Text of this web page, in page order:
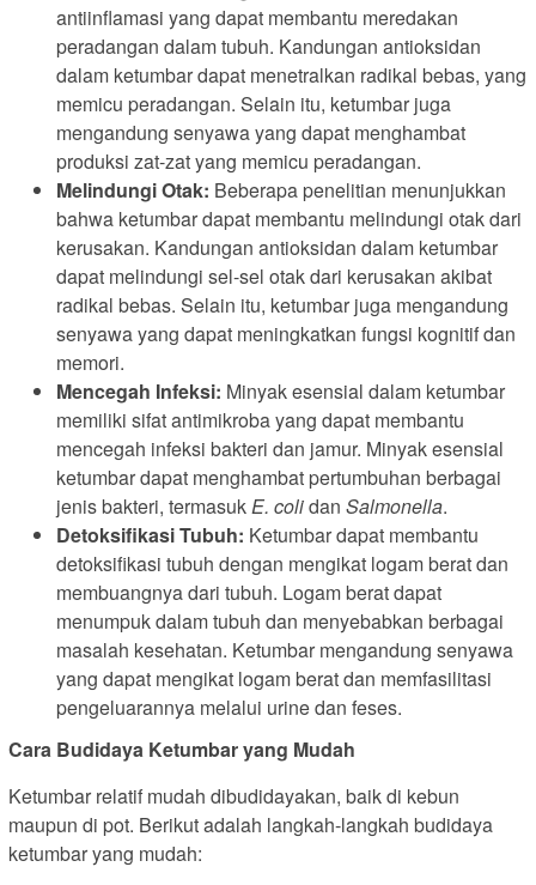
antiinflamasi yang dapat membantu meredakan
peradangan dalam tubuh. Kandungan antioksidan
dalam ketumbar dapat menetralkan radikal bebas, yang
memicu peradangan. Selain itu, ketumbar juga
mengandung senyawa yang dapat menghambat
produksi zat-zat yang memicu peradangan.
Melindungi Otak: Beberapa penelitian menunjukkan
bahwa ketumbar dapat membantu melindungi otak dari
kerusakan. Kandungan antioksidan dalam ketumbar
dapat melindungi sel-sel otak dari kerusakan akibat
radikal bebas. Selain itu, ketumbar juga mengandung
senyawa yang dapat meningkatkan fungsi kognitif dan
memori.
Mencegah Infeksi: Minyak esensial dalam ketumbar
memiliki sifat antimikroba yang dapat membantu
mencegah infeksi bakteri dan jamur. Minyak esensial
ketumbar dapat menghambat pertumbuhan berbagai
jenis bakteri, termasuk E. colidan Salmonella.
Detoksifikasi Tubuh: Ketumbar dapat membantu
detoksifikasi tubuh dengan mengikat logam berat dan
membuangnya dari tubuh. Logam berat dapat
menumpuk dalam tubuh dan menyebabkan berbagai
masalah kesehatan. Ketumbar mengandung senyawa
yang dapat mengikat logam berat dan memfasilitasi
pengeluarannya melalui urine dan feses.
Cara Budidaya Ketumbar yang Mudah
Ketumbar relatif mudah dibudidayakan, baik di kebun
maupun di pot. Berikut adalah langkah-langkah budidaya
ketumbar yang mudah: